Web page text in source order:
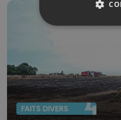
FAITS DIVERS